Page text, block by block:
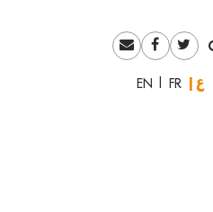
العربيةFrançais
English